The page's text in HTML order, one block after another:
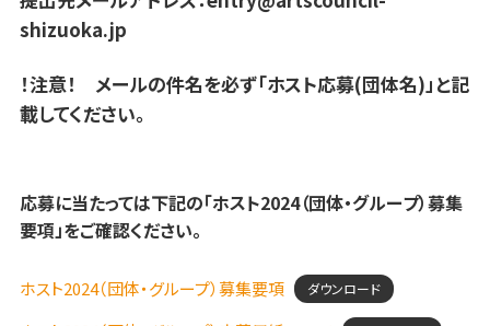
shizuoka.jp
！注意！
メールの件名を必ず「ホスト応募(団体名)」と記
載してください。
応募に当たっては下記の「ホスト2024（団体・グループ）募集
要項」をご確認ください。
ホスト2024（団体・グループ）募集要項 ダウンロード